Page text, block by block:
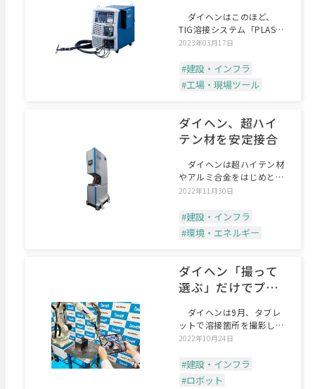
ダイヘンはこのほど、
TIG溶接システム「PLASMA
JET TIG」
2023年03月17日
#建設・インフラ
#工場・現場ツール
ダイヘン、超ハイ
テン材を安定接合
ダイヘンは超ハイテン材
やアルミ合金をはじめとす
る難接合素材の安定接合と
2022年11月30日
#建設・インフラ
#環境・エネルギー
ダイヘン「撮って
選ぶ」だけでプロ
ダイヘンは9月、タブレ
ットで溶接箇所を撮影し、
画面タッチだけでロボット
2022年10月24日
#建設・インフラ
#ロボット